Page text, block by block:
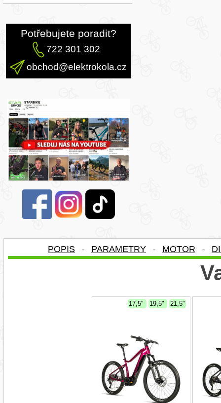
Potřebujete poradit?
722 301 302
obchod@elektrokola.cz
POPIS - PARAMETRY - MOTOR -
17,5" 19,5" 21,5"